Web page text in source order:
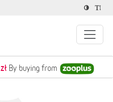
By buying from